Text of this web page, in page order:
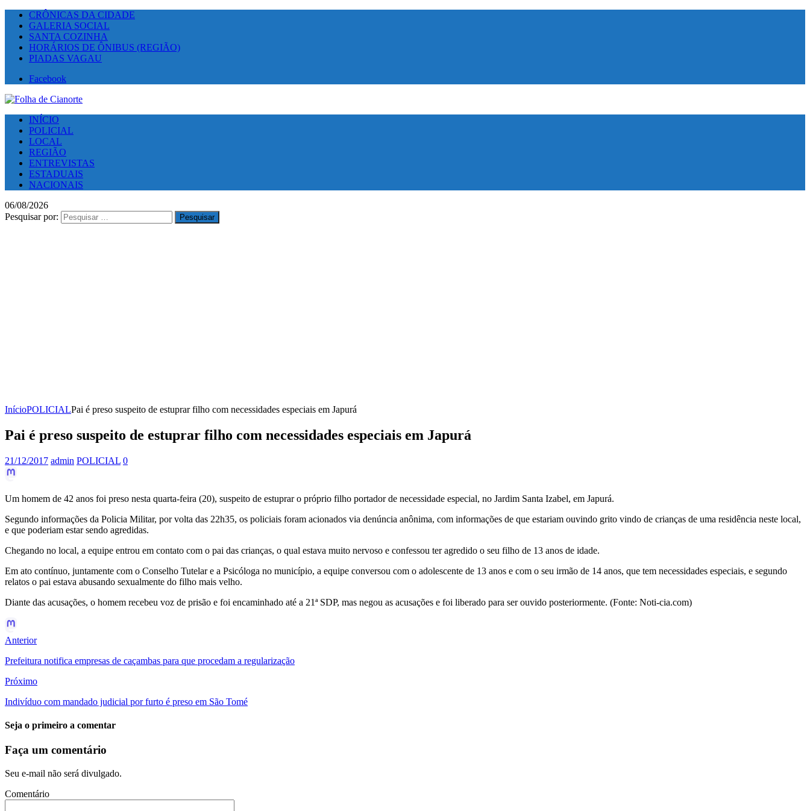
CRÔNICAS DA CIDADE
GALERIA SOCIAL
SANTA COZINHA
HORÁRIOS DE ÔNIBUS (REGIÃO)
PIADAS VAGAU
Facebook
INÍCIO
POLICIAL
LOCAL
REGIÃO
ENTREVISTAS
ESTADUAIS
NACIONAIS
06/08/2026
Pesquisar por:
InícioPOLICIALPai é preso suspeito de estuprar filho com necessidades especiais em Japurá
Pai é preso suspeito de estuprar filho com necessidades especiais em Japurá
21/12/2017 admin POLICIAL 0
Um homem de 42 anos foi preso nesta quarta-feira (20), suspeito de estuprar o próprio filho portador de necessidade especial, no Jardim Santa Izabel, em Japurá.
Segundo informações da Policia Militar, por volta das 22h35, os policiais foram acionados via denúncia anônima, com informações de que estariam ouvindo grito vindo de crianças de uma residência neste local,
e que poderiam estar sendo agredidas.
Chegando no local, a equipe entrou em contato com o pai das crianças, o qual estava muito nervoso e confessou ter agredido o seu filho de 13 anos de idade.
Em ato contínuo, juntamente com o Conselho Tutelar e a Psicóloga no município, a equipe conversou com o adolescente de 13 anos e com o seu irmão de 14 anos, que tem necessidades especiais, e segundo
relatos o pai estava abusando sexualmente do filho mais velho.
Diante das acusações, o homem recebeu voz de prisão e foi encaminhado até a 21ª SDP, mas negou as acusações e foi liberado para ser ouvido posteriormente. (Fonte: Noti-cia.com)
Anterior
Prefeitura notifica empresas de caçambas para que procedam a regularização
Próximo
Indivíduo com mandado judicial por furto é preso em São Tomé
Seja o primeiro a comentar
Faça um comentário
Seu e-mail não será divulgado.
Comentário